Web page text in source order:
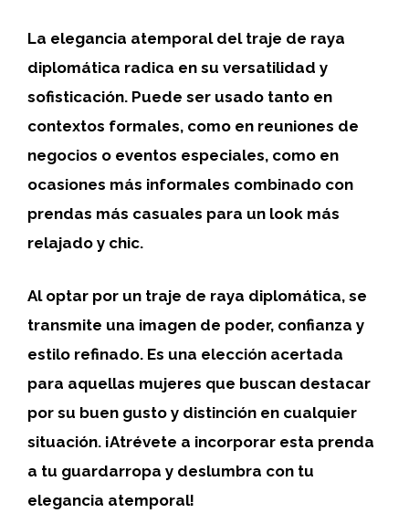
La elegancia atemporaldel traje de raya
diplomática radica en su versatilidad y
sofisticación. Puede ser usado tanto en
contextos formales, como en reuniones de
negocios o eventos especiales, como en
ocasiones más informales combinado con
prendas más casuales para un look más
relajado y chic.
Al optar por un traje de raya diplomática, se
transmite una imagen de poder, confianza y
estilo refinado. Es una elección acertada
para aquellas mujeres que buscan destacar
por su buen gusto y distinción en cualquier
situación. ¡Atrévete a incorporar esta prenda
a tu guardarropa y deslumbra con tu
elegancia atemporal!